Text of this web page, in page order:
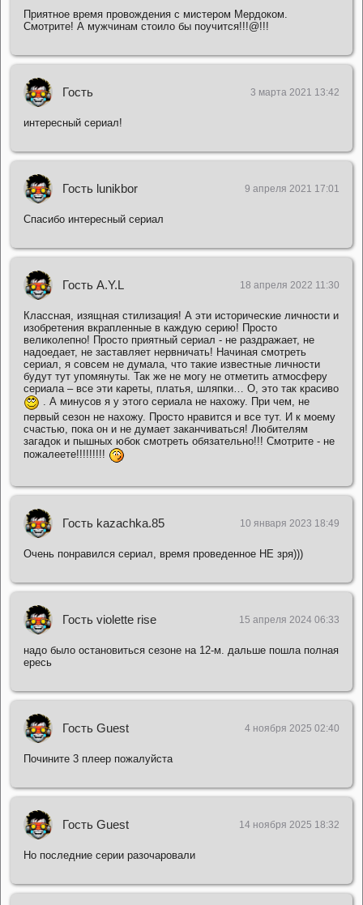
Приятное время провождения с мистером Мердоком.
Смотрите! А мужчинам стоило бы поучится!!!@!!!
Гость 3 марта 2021 13:42
интересный сериал!
Гость lunikbor 9 апреля 2021 17:01
Спасибо интересный сериал
Гость A.Y.L 18 апреля 2022 11:30
Классная, изящная стилизация! А эти исторические личности и
изобретения вкрапленные в каждую серию! Просто
великолепно! Просто приятный сериал - не раздражает, не
надоедает, не заставляет нервничать! Начиная смотреть
сериал, я совсем не думала, что такие известные личности
будут тут упомянуты. Так же не могу не отметить атмосферу
сериала – все эти кареты, платья, шляпки… О, это так красиво
. А минусов я у этого сериала не нахожу. При чем, не
первый сезон не нахожу. Просто нравится и все тут. И к моему
счастью, пока он и не думает заканчиваться! Любителям
загадок и пышных юбок смотреть обязательно!!! Смотрите - не
пожалеете!!!!!!!!!
Гость kazachka.85 10 января 2023 18:49
Очень понравился сериал, время проведенное НЕ зря)))
Гость violette rise 15 апреля 2024 06:33
надо было остановиться сезоне на 12-м. дальше пошла полная
ересь
Гость Guest 4 ноября 2025 02:40
Почините 3 плеер пожалуйста
Гость Guest 14 ноября 2025 18:32
Но последние серии разочаровали